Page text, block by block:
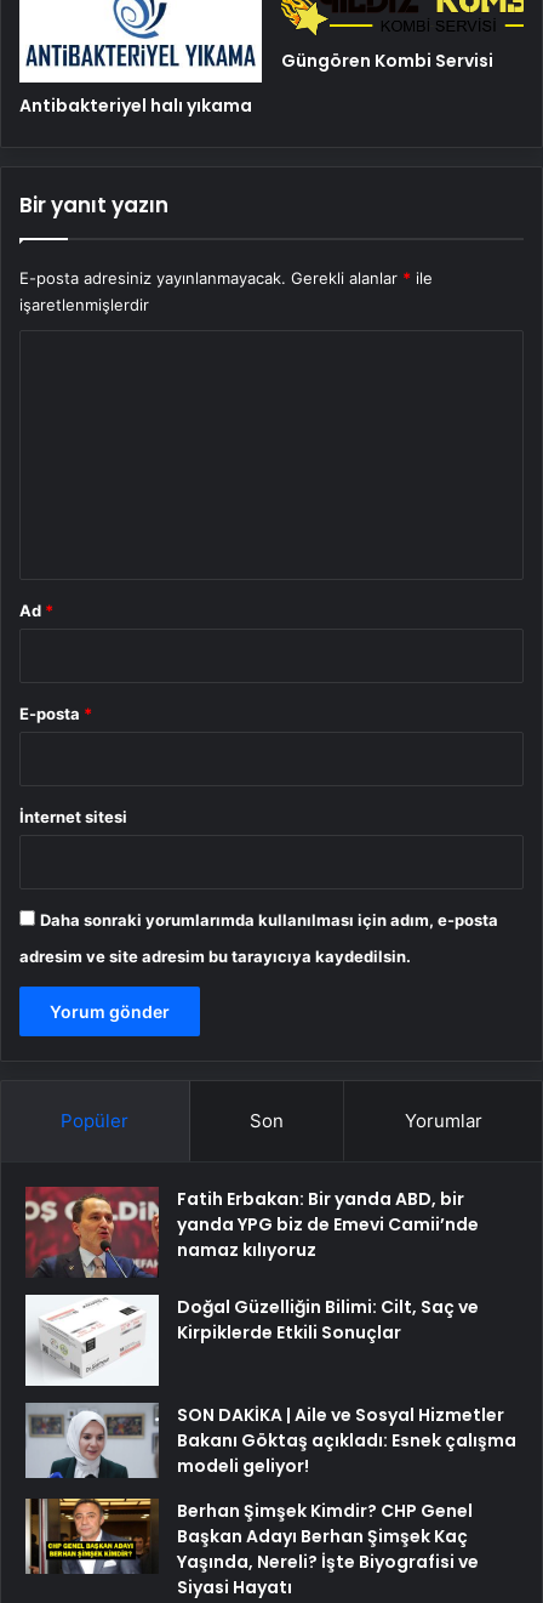
Antibakteriyel halı yıkama
Güngören Kombi Servisi
Bir yanıt yazın
E-posta adresiniz yayınlanmayacak. Gerekli alanlar * ile
işaretlenmişlerdir
Ad *
E-posta *
İnternet sitesi
Daha sonraki yorumlarımda kullanılması için adım, e-posta
adresim ve site adresim bu tarayıcıya kaydedilsin.
Popüler Son Yorumlar
Fatih Erbakan: Bir yanda ABD, bir
yanda YPG biz de Emevi Camii’nde
namaz kılıyoruz
Doğal Güzelliğin Bilimi: Cilt, Saç ve
Kirpiklerde Etkili Sonuçlar
SON DAKİKA | Aile ve Sosyal Hizmetler
Bakanı Göktaş açıkladı: Esnek çalışma
modeli geliyor!
Berhan Şimşek Kimdir? CHP Genel
Başkan Adayı Berhan Şimşek Kaç
Yaşında, Nereli? İşte Biyografisi ve
Siyasi Hayatı